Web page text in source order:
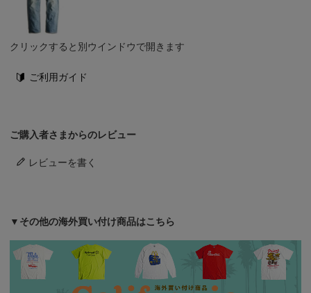
クリックすると別ウインドウで開きます
ご利用ガイド
ご購入者さまからのレビュー
レビューを書く
▼その他の海外買い付け商品はこちら